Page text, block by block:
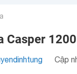
Casper
Cập